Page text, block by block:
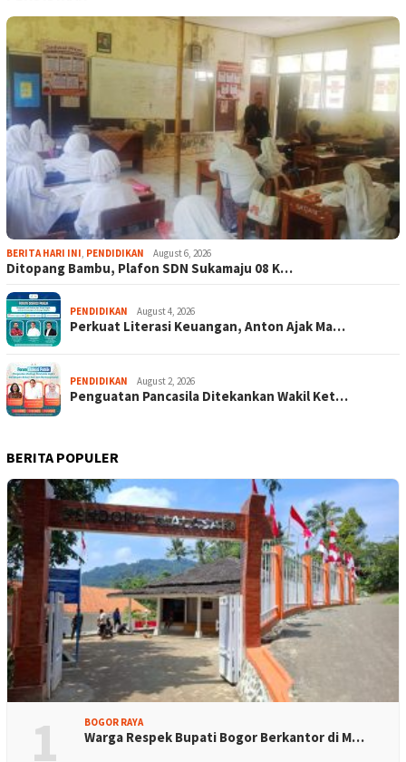
BERITA HARI INI, PENDIDIKAN August 6, 2026
Ditopang Bambu, Plafon SDN Sukamaju 08 K…
PENDIDIKAN August 4, 2026
Perkuat Literasi Keuangan, Anton Ajak Ma…
PENDIDIKAN August 2, 2026
Penguatan Pancasila Ditekankan Wakil Ket…
BERITA POPULER
1 BOGOR RAYA
Warga Respek Bupati Bogor Berkantor di M…